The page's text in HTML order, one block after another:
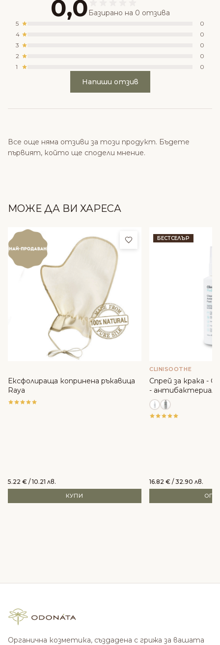
0,0 Базирано на 0 отзива
5
0
4
0
3
0
2
0
1
0
Напиши отзив
Все още няма отзиви за този продукт. Бъдете
първият, който ще сподели мнение.
МОЖЕ ДА ВИ ХАРЕСА
Добави в любими
Ексфолираща копринена ръкавица
Raya
5.22 € / 10.21 лв.
КУПИ
БЕСТСЕЛЪР
CLINISOOTHE
Спрей за крака -
-
16.82 € / 32.90 лв.
Органична козметика, създадена с грижа за вашата